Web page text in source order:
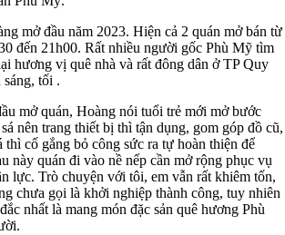
mở đầu năm 2023. Hiện cả 2 quán mở bán từ
đến 21h00. Rất nhiều người gốc Phù Mỹ tìm
hương vị quê nhà và rất đông dân ở TP Quy
sáng, tối .
mở quán, Hoàng nói tuổi trẻ mới mở bước
nên trang thiết bị thì tận dụng, gom góp đồ cũ,
thì cố gắng bỏ công sức ra tự hoàn thiện để
này quán đi vào nề nếp cần mở rộng phục vụ
lực. Trò chuyện với tôi, em vẫn rất khiêm tốn,
chưa gọi là khởi nghiệp thành công, tuy nhiên
nhất là mang món đặc sản quê hương Phù